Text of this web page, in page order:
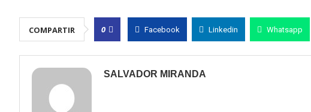
COMPARTIR 0 Facebook Linkedin Whatsapp
SALVADOR MIRANDA